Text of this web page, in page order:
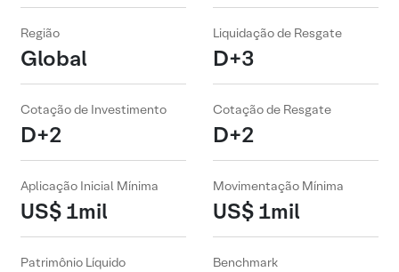
Região
Global
Liquidação de Resgate
D+3
Cotação de Investimento
D+2
Cotação de Resgate
D+2
Aplicação Inicial Mínima
US$ 1mil
Movimentação Mínima
US$ 1mil
Patrimônio Líquido Benchmark